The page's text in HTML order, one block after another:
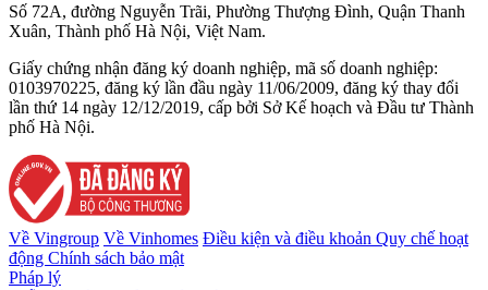
Số 72A, đường Nguyễn Trãi, Phường Thượng Đình, Quận Thanh
Xuân, Thành phố Hà Nội, Việt Nam.
Giấy chứng nhận đăng ký doanh nghiệp, mã số doanh nghiệp:
0103970225, đăng ký lần đầu ngày 11/06/2009, đăng ký thay đổi
lần thứ 14 ngày 12/12/2019, cấp bởi Sở Kế hoạch và Đầu tư Thành
phố Hà Nội.
Về Vingroup Về Vinhomes Điều kiện và điều khoản Quy chế hoạt
động Chính sách bảo mật
Pháp lý